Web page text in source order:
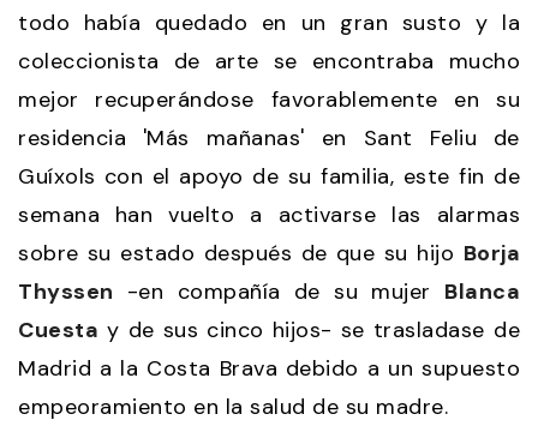
todo había quedado en un gran susto y la
coleccionista de arte se encontraba mucho
mejor recuperándose favorablemente en su
residencia 'Más mañanas' en Sant Feliu de
Guíxols con el apoyo de su familia, este fin de
semana han vuelto a activarse las alarmas
sobre su estado después de que su hijo Borja
Thyssen -en compañía de su mujer Blanca
Cuesta y de sus cinco hijos- se trasladase de
Madrid a la Costa Brava debido a un supuesto
empeoramiento en la salud de su madre.